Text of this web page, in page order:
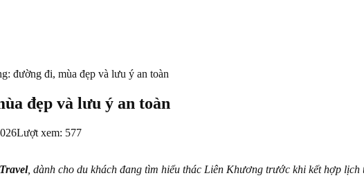
đường đi, mùa đẹp và lưu ý an toàn
đẹp và lưu ý an toàn
Lượt xem: 577
, dành cho du khách đang tìm hiểu thác Liên Khương trước khi kết hợp